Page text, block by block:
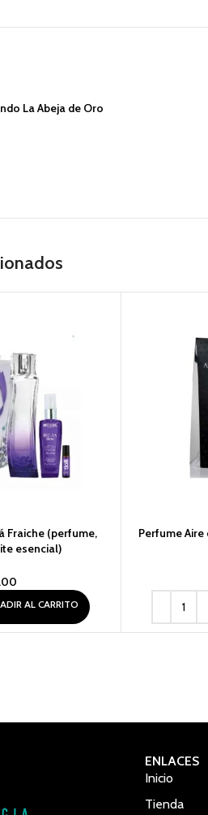
La Abeja de Oro
Fraiche (perfume,
esencial)
AL CARRITO
Perfume
ENLACES
Inicio
Tienda